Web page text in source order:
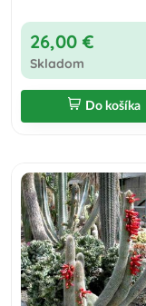
26,00 €
Skladom
Do košíka